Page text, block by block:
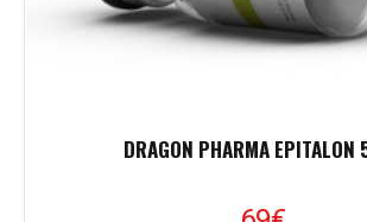
DRAGON PHARMA EPITALON